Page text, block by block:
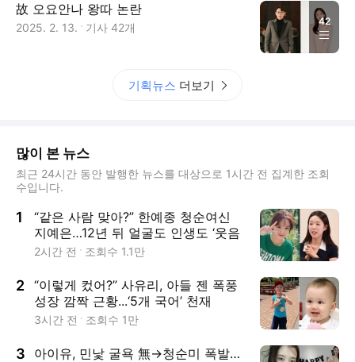
故 오요안나 왕따 논란
2025. 2. 13. 기사 42개 42
기획뉴스 더보기
많이 본 뉴스
최근 24시간 동안 발행한 뉴스를 대상으로 1시간 전 집계한 조회
수입니다.
1
“같은 사람 맞아?” 한예종 청순여신
지예은…12년 뒤 얼굴도 인생도 ‘웃음
폭탄’
2시간 전 조회수 1.1만
2 “이렇게 컸어?” 사유리, 아들 젠 폭풍
성장 깜짝 근황...‘5개 국어’ 천재
3시간 전 조회수 1만
3
아이유, 민낯 굴욕 無→청순미 폭발…